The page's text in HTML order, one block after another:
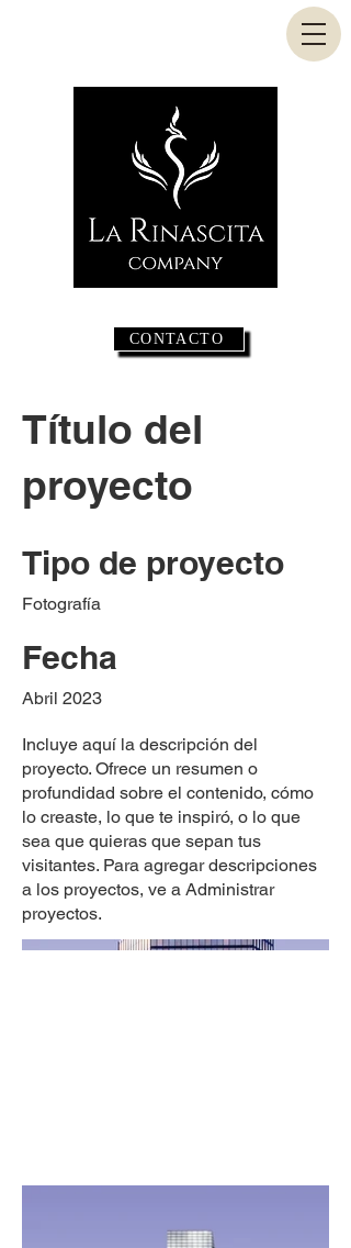
CONTACTO
Título del
proyecto
Tipo de proyecto
Fotografía
Fecha
Abril 2023
Incluye aquí la descripción del
proyecto. Ofrece un resumen o
profundidad sobre el contenido, cómo
lo creaste, lo que te inspiró, o lo que
sea que quieras que sepan tus
visitantes. Para agregar descripciones
a los proyectos, ve a Administrar
proyectos.